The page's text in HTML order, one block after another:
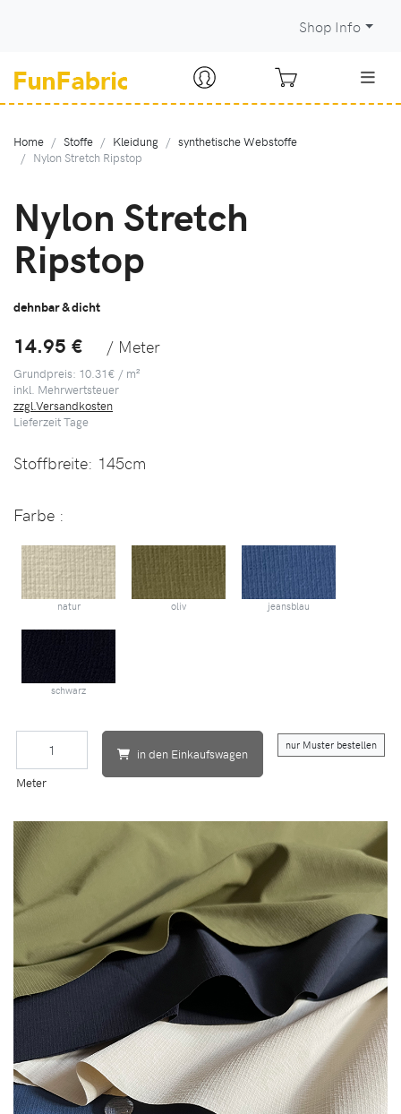
Shop Info
Home Stoffe Kleidung
synthetische Webstoffe
Nylon Stretch Ripstop
Nylon Stretch
Ripstop
dehnbar & dicht
14.95 € / Meter
Grundpreis: 10.31€ / m²
inkl. Mehrwertsteuer
zzgl.Versandkosten
LieferzeitTage
Stoffbreite: 145cm
Farbe :
natur oliv jeansblau
schwarz
Meter
in den Einkaufswagen
nur Muster bestellen